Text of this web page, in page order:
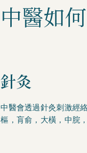
中醫如
針灸
中醫會透過針灸刺激經
樞，肓俞，大橫，中脘